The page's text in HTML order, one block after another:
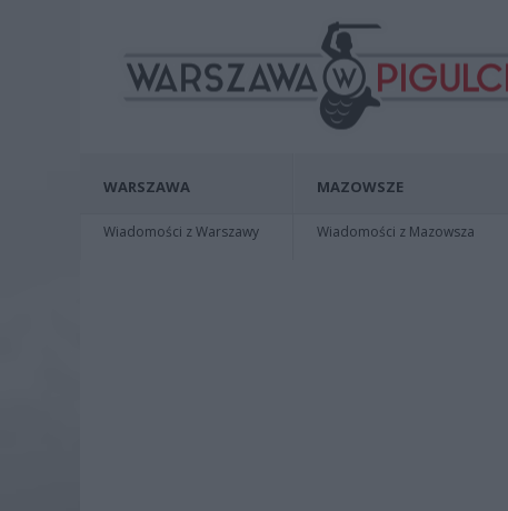
WARSZAWA
Wiadomości z Warszawy
MAZOWSZE
Wiadomości z Mazowsza